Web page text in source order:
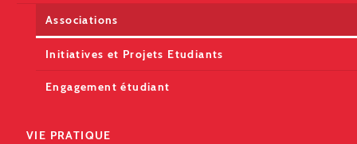
Associations
Initiatives et Projets Etudiants
Engagement étudiant
VIE PRATIQUE